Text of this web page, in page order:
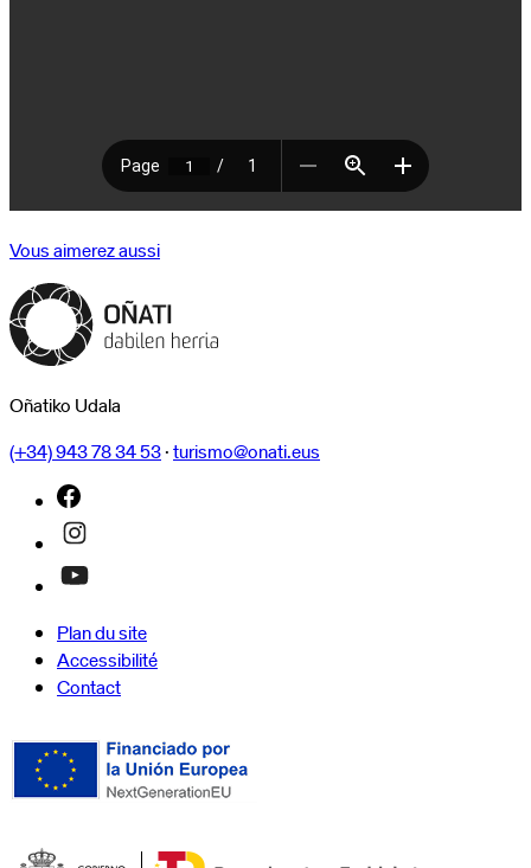
Vous aimerez aussi
Oñatiko Udala
(+34) 943 78 34 53·turismo@onati.eus
Plan du site
Accessibilité
Contact